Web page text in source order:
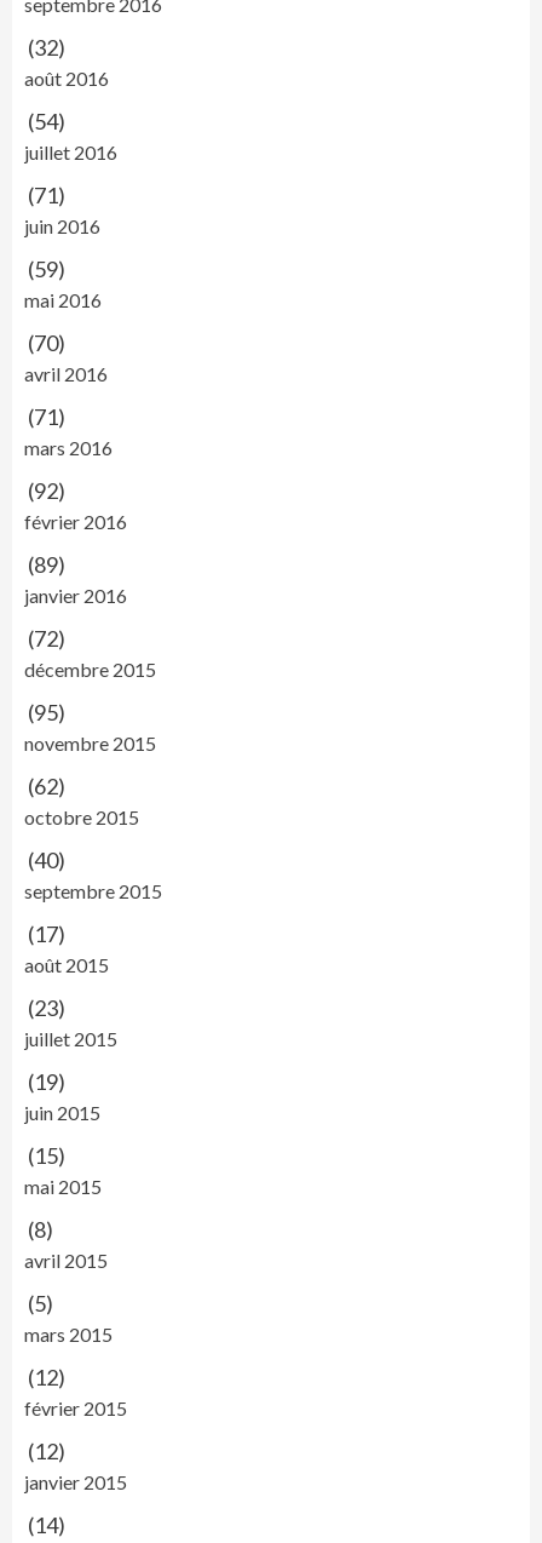
(32)
août 2016
(54)
juillet 2016
(71)
juin 2016
(59)
mai 2016
(70)
avril 2016
(71)
mars 2016
(92)
février 2016
(89)
janvier 2016
(72)
décembre 2015
(95)
novembre 2015
(62)
octobre 2015
(40)
septembre 2015
(17)
août 2015
(23)
juillet 2015
(19)
juin 2015
(15)
mai 2015
(8)
avril 2015
(5)
mars 2015
(12)
février 2015
(12)
janvier 2015
(14)